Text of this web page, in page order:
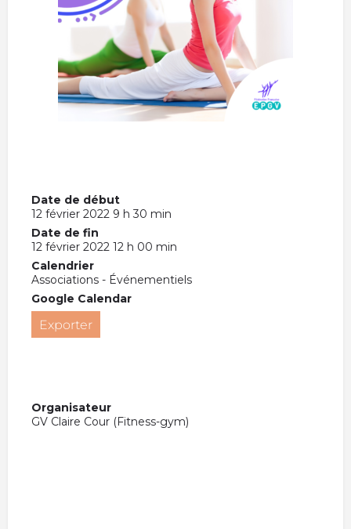
Date de début
12 février 2022 9 h 30 min
Date de fin
12 février 2022 12 h 00 min
Calendrier
Associations - Événementiels
Google Calendar
Exporter
Organisateur
GV Claire Cour (Fitness-gym)